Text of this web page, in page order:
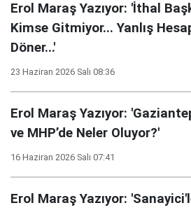
Erol Maraş Yazıyor: 'İthal
Kimse Gitmiyor... Yanlış
Döner...'
23 Haziran 2026 Salı 08:36
Erol Maraş Yazıyor:
ve MHP’de Neler Oluyor?'
16 Haziran 2026 Salı 07:41
Erol Maraş Yazıyor: